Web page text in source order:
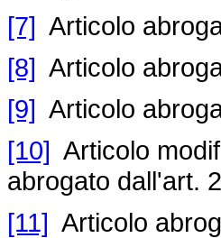
[7] Articolo
[8] Articolo
[9] Articolo
[10] Articolo
abrogato dall'art.
[11] Articolo